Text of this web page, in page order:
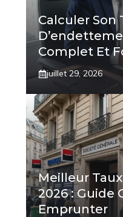
Calculer Son
Complet Et
juillet 29, 2026
Meilleur
2026 : Guide
Emprunter